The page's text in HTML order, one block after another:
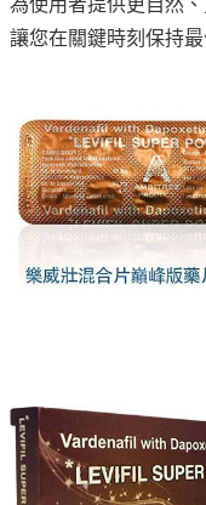
為使用者提供更自然
讓您在關鍵時刻保持